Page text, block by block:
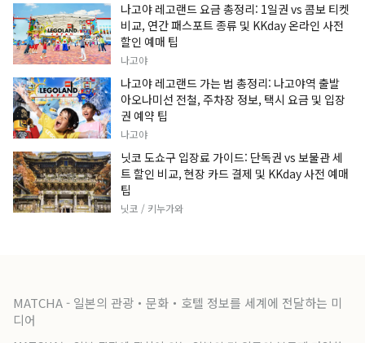
나고야 레고랜드 요금 총정리: 1일권 vs 콤보 티켓
비교, 연간 패스포트 종류 및 KKday 온라인 사전
할인 예매 팁
나고야
나고야 레고랜드 가는 법 총정리: 나고야역 출발
아오나미선 전철, 주차장 정보, 택시 요금 및 입장
권 예약 팁
나고야
닛코 도쇼구 입장료 가이드: 단독권 vs 보물관 세
트 할인 비교, 현장 카드 결제 및 KKday 사전 예매
팁
닛코 / 키누가와
MATCHA - 일본의 관광・문화・호텔 정보를 세계에 전달하는 미
디어